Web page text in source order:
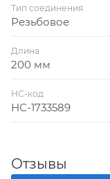
Тип соединения
Резьбовое
Длина
200 мм
НС-код
НС-1733589
Отзывы